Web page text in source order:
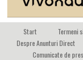
Start Termeni
Despre Anunturi Direct
Comunicate de